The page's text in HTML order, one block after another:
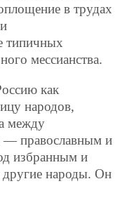
в трудах
типичных
мессианства.
как
народов,
между
— православным и
избранным и
другие народы. Он